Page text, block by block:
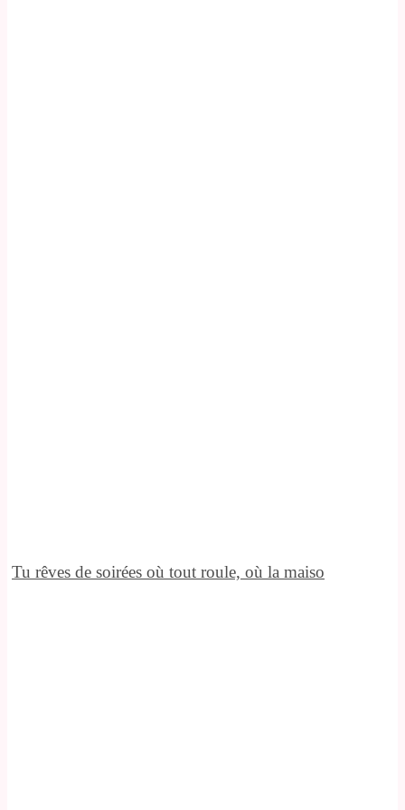
Tu rêves de soirées où tout roule, où la maiso